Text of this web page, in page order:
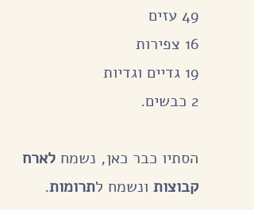
49 עזים
16 צפירות
19 גדיים וגדיות
2 כבשים.
הסתיו כבר כאן, נשמח לארח
קבוצות ונשמח לתרומות.